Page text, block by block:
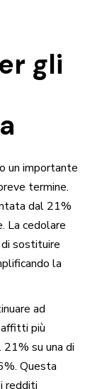
gli
un importante
termine.
dal 21%
La cedolare
sostituire
la
ad
più
su una di
Questa
redditi